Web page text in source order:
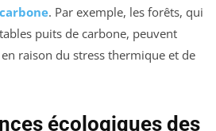
. Par exemple, les forêts, qui
puits de carbone, peuvent
raison du stress thermique et de
écologiques des